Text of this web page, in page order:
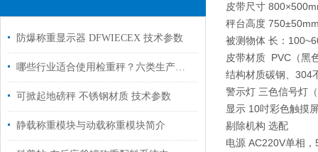
防爆称重显示器 DFWIECEX 技术参数
哪些行业适合使用检重秤？六类生产场景与选型重点
可掀起地磅秤 不锈钢材质 技术参数
静载称重模块与动载称重模块简介
皮带尺寸
秤台高度
被测物体 长：
皮带材质 PVC（黑
结构材质碳钢、304
警示灯 三色信号灯
显示 10吋彩色触摸
剔除机构 选配
电源 AC220V单相